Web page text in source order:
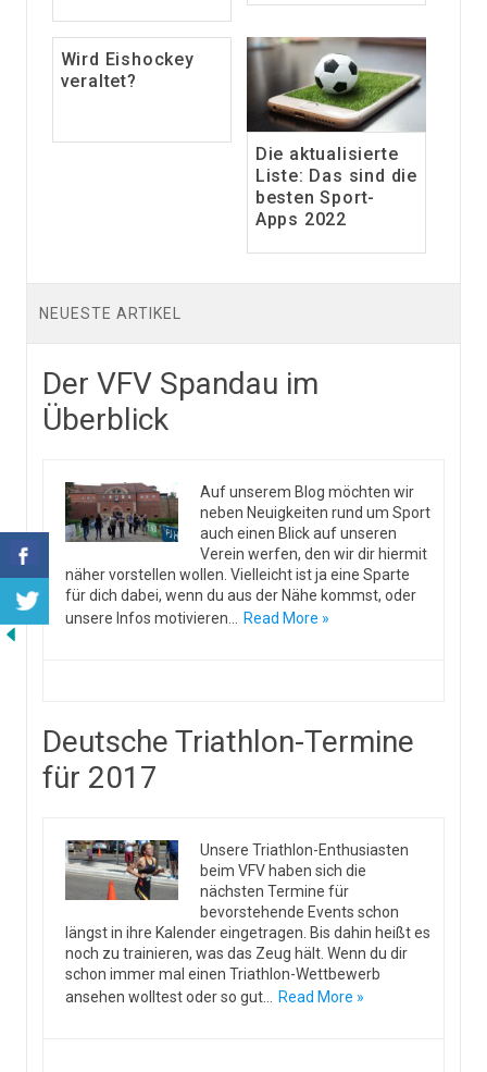
Wird Eishockey
veraltet?
Die aktualisierte
Liste: Das sind die
besten Sport-
Apps 2022
NEUESTE ARTIKEL
Der VFV Spandau im
Überblick
Auf unserem Blog möchten wir
neben Neuigkeiten rund um Sport
auch einen Blick auf unseren
Verein werfen, den wir dir hiermit
näher vorstellen wollen. Vielleicht ist ja eine Sparte
für dich dabei, wenn du aus der Nähe kommst, oder
unsere Infos motivieren…
Read More »
Deutsche Triathlon-Termine
für 2017
Unsere Triathlon-Enthusiasten
beim VFV haben sich die
nächsten Termine für
bevorstehende Events schon
längst in ihre Kalender eingetragen. Bis dahin heißt es
noch zu trainieren, was das Zeug hält. Wenn du dir
schon immer mal einen Triathlon-Wettbewerb
ansehen wolltest oder so gut…
Read More »